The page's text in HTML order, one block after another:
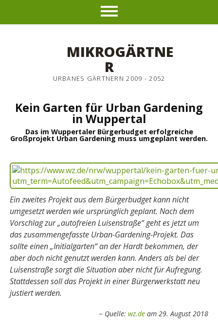
MIKROGÄRTNE
R
URBANES GÄRTNERN 2009 - 2052
Kein Garten für Urban Gardening
in Wuppertal
Das im Wuppertaler Bürgerbudget erfolgreiche
Großprojekt Urban Gardening muss umgeplant werden.
Ein zweites Projekt aus dem Bürgerbudget kann nicht
umgesetzt werden wie ursprünglich geplant. Nach dem
Vorschlag zur „autofreien Luisenstraße“ geht es jetzt um
das zusammengefasste Urban-Gardening-Projekt. Das
sollte einen „Initialgarten“ an der Hardt bekommen, der
aber doch nicht genutzt werden kann. Anders als bei der
Luisenstraße sorgt die Situation aber nicht für Aufregung.
Stattdessen soll das Projekt in einer Bürgerwerkstatt neu
justiert werden.
Quelle: wz.de am 29. August 2018